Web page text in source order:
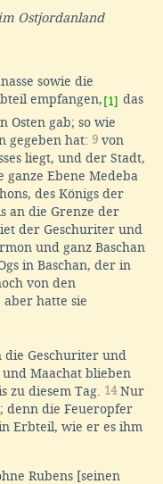
Ostjordanland
sowie die
empfangen,[1] das
Osten gab; so wie
gegeben hat: 9 von
liegt, und der Stadt,
Ebene Medeba
des Königs der
an die Grenze der
der Geschuriter und
und ganz Baschan
in Baschan, der in
von den
hatte sie
die Geschuriter und
Maachat blieben
zu diesem Tag. 14Nur
denn die Feueropfer
Erbteil, wie er es ihm
Rubens [seinen